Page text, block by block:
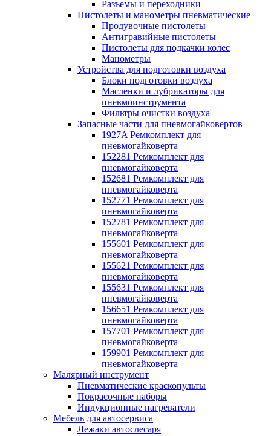
Разъемы и переходники
Пистолеты и манометры пневматические
Продувочные пистолеты
Антигравийные пистолеты
Пистолеты для подкачки колес
Манометры
Устройства для подготовки воздуха
Блоки подготовки воздуха
Масленки и лубрикаторы для
пневмоинструмента
Фильтры очистки воздуха
Запасные части для пневмогайковертов
1927A Ремкомплект для
пневмогайковерта
152281 Ремкомплект для
пневмогайковерта
152681 Ремкомплект для
пневмогайковерта
152771 Ремкомплект для
пневмогайковерта
152781 Ремкомплект для
пневмогайковерта
155601 Ремкомплект для
пневмогайковерта
155621 Ремкомплект для
пневмогайковерта
155631 Ремкомплект для
пневмогайковерта
156651 Ремкомплект для
пневмогайковерта
157701 Ремкомплект для
пневмогайковерта
159901 Ремкомплект для
пневмогайковерта
Малярный инструмент
Пневматические краскопульты
Покрасочные наборы
Индукционные нагреватели
Мебель для автосервиса
Лежаки автослесаря